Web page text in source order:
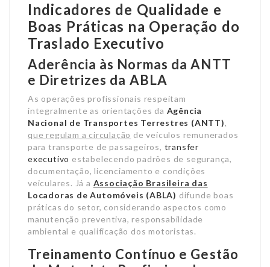
Indicadores de Qualidade e
Boas Práticas na Operação do
Traslado Executivo
Aderência às Normas da ANTT
e Diretrizes da ABLA
As operações profissionais respeitam
integralmente as orientações da Agência
Nacional de Transportes Terrestres (ANTT),
que regulam a circulação de veículos remunerados
para transporte de passageiros, transfer
executivo estabelecendo padrões de segurança,
documentação, licenciamento e condições
veiculares. Já a Associação Brasileira das
Locadoras de Automóveis (ABLA) difunde boas
práticas do setor, considerando aspectos como
manutenção preventiva, responsabilidade
ambiental e qualificação dos motoristas.
Treinamento Contínuo e Gestão